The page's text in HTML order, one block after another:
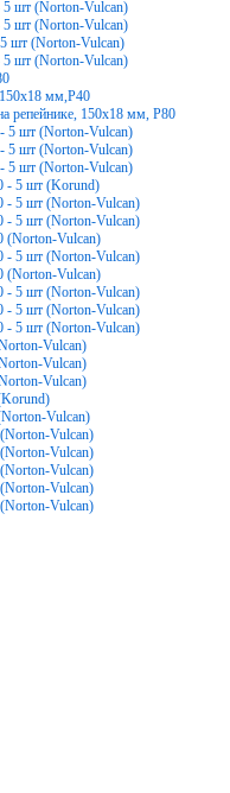
шт (Norton-Vulcan)
шт (Norton-Vulcan)
шт (Norton-Vulcan)
шт (Norton-Vulcan)
мм,P40
репейнике, 150x18 мм, P80
5 шт (Norton-Vulcan)
5 шт (Norton-Vulcan)
5 шт (Norton-Vulcan)
- 5 шт (Korund)
- 5 шт (Norton-Vulcan)
- 5 шт (Norton-Vulcan)
(Norton-Vulcan)
- 5 шт (Norton-Vulcan)
(Norton-Vulcan)
- 5 шт (Norton-Vulcan)
- 5 шт (Norton-Vulcan)
- 5 шт (Norton-Vulcan)
Vulcan)
Vulcan)
Vulcan)
Vulcan)
Vulcan)
Vulcan)
Vulcan)
Vulcan)
Vulcan)